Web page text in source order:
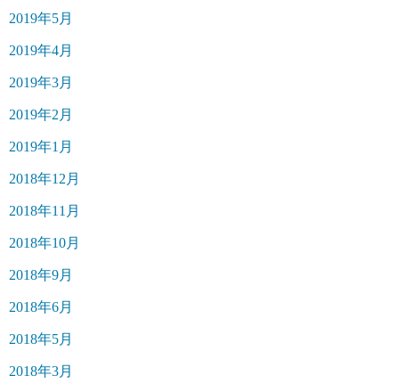
2019年5月
2019年4月
2019年3月
2019年2月
2019年1月
2018年12月
2018年11月
2018年10月
2018年9月
2018年6月
2018年5月
2018年3月